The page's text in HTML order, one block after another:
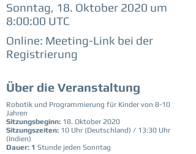
Sonntag, 18. Oktober 2020 um
8:00:00 UTC
Online: Meeting-Link bei der
Registrierung
Über die Veranstaltung
Robotik und Programmierung für Kinder von 8-10
Jahren
Sitzungsbeginn: 18. Oktober 2020
Sitzungszeiten: 10 Uhr (Deutschland) / 13:30 Uhr
(Indien)
Dauer: 1 Stunde jeden Sonntag